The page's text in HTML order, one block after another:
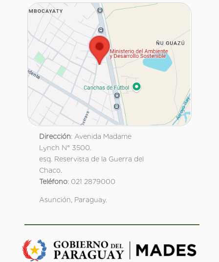
Dirección: Avenida Madame
Lynch N° 3500.
esq. Reservista de la Guerra del
Chaco.
Teléfono: 021 2879000
Asunción, Paraguay.